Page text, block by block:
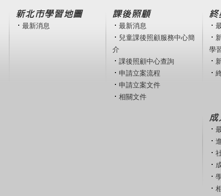
新北市學習地圖
最新消息
課後照顧
最新消息
兒童課後照顧服務中心簡
介
課後照顧中心查詢
申請立案流程
申請立案文件
相關文件
終
學